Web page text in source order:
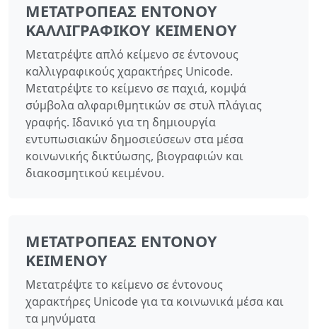
ΜΕΤΑΤΡΟΠΈΑΣ ΈΝΤΟΝΟΥ
ΚΑΛΛΙΓΡΑΦΙΚΟΎ ΚΕΙΜΈΝΟΥ
Μετατρέψτε απλό κείμενο σε έντονους
καλλιγραφικούς χαρακτήρες Unicode.
Μετατρέψτε το κείμενο σε παχιά, κομψά
σύμβολα αλφαριθμητικών σε στυλ πλάγιας
γραφής. Ιδανικό για τη δημιουργία
εντυπωσιακών δημοσιεύσεων στα μέσα
κοινωνικής δικτύωσης, βιογραφιών και
διακοσμητικού κειμένου.
ΜΕΤΑΤΡΟΠΈΑΣ ΈΝΤΟΝΟΥ
ΚΕΙΜΈΝΟΥ
Μετατρέψτε το κείμενο σε έντονους
χαρακτήρες Unicode για τα κοινωνικά μέσα και
τα μηνύματα